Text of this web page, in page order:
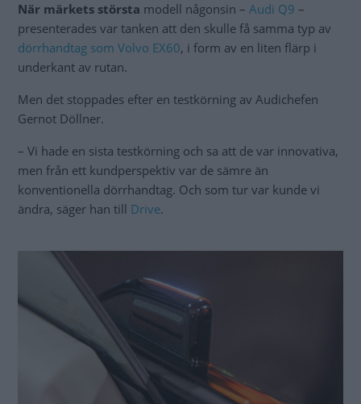
När märkets största modell någonsin – Audi Q9 –
presenterades var tanken att den skulle få samma typ av
dörrhandtag som Volvo EX60, i form av en liten flärp i
underkant av rutan.
Men det stoppades efter en testkörning av Audichefen
Gernot Döllner.
– Vi hade en sista testkörning och sa att de var innovativa,
men från ett kundperspektiv var de sämre än
konventionella dörrhandtag. Och som tur var kunde vi
ändra, säger han till Drive.